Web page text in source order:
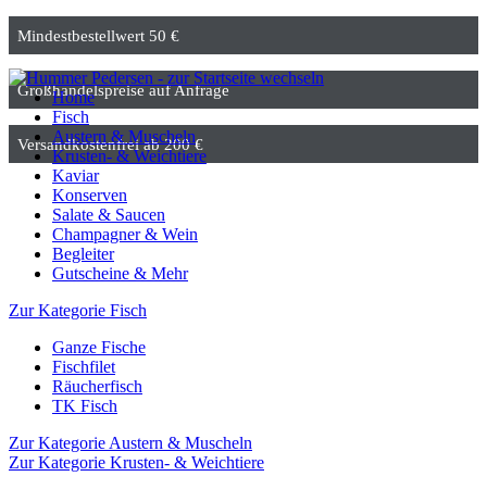
Mindestbestellwert 50 €
Großhandelspreise auf Anfrage
Versandkostenfrei ab 200 €
Home
Fisch
Austern & Muscheln
Krusten- & Weichtiere
Kaviar
Konserven
Salate & Saucen
Champagner & Wein
Begleiter
Gutscheine & Mehr
Zur Kategorie Fisch
Ganze Fische
Fischfilet
Räucherfisch
TK Fisch
Zur Kategorie Austern & Muscheln
Zur Kategorie Krusten- & Weichtiere